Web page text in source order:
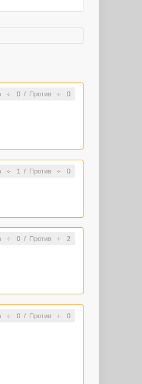
0/ Против 0
1 / Против 0
0/ Против 2
0/ Против 0